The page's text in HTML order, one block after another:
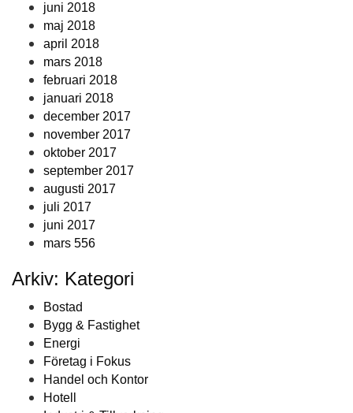
juni 2018
maj 2018
april 2018
mars 2018
februari 2018
januari 2018
december 2017
november 2017
oktober 2017
september 2017
augusti 2017
juli 2017
juni 2017
mars 556
Arkiv: Kategori
Bostad
Bygg & Fastighet
Energi
Företag i Fokus
Handel och Kontor
Hotell